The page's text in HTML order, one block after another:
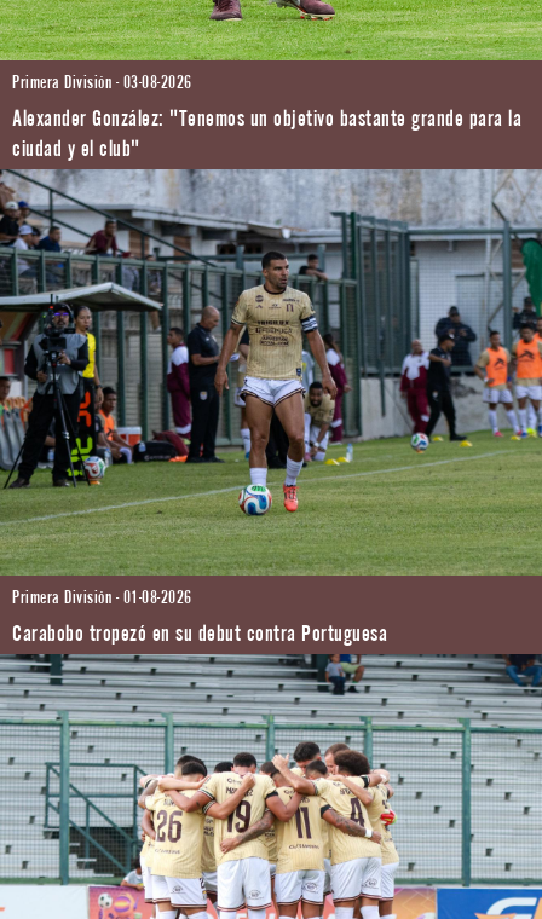
Primera División - 03-08-2026
Alexander González: "Tenemos un objetivo bastante grande para la
ciudad y el club"
Primera División - 01-08-2026
Carabobo tropezó en su debut contra Portuguesa